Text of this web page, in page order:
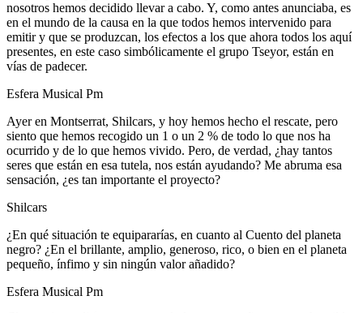
nosotros hemos decidido llevar a cabo. Y, como antes anunciaba, es
en el mundo de la causa en la que todos hemos intervenido para
emitir y que se produzcan, los efectos a los que ahora todos los aquí
presentes, en este caso simbólicamente el grupo Tseyor, están en
vías de padecer.
Esfera Musical Pm
Ayer en Montserrat, Shilcars, y hoy hemos hecho el rescate, pero
siento que hemos recogido un 1 o un 2 % de todo lo que nos ha
ocurrido y de lo que hemos vivido. Pero, de verdad, ¿hay tantos
seres que están en esa tutela, nos están ayudando? Me abruma esa
sensación, ¿es tan importante el proyecto?
Shilcars
¿En qué situación te equipararías, en cuanto al Cuento del planeta
negro? ¿En el brillante, amplio, generoso, rico, o bien en el planeta
pequeño, ínfimo y sin ningún valor añadido?
Esfera Musical Pm